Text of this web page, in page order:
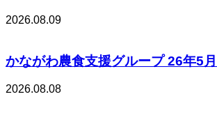
2026.08.09
かながわ農食支援グループ 26年5
2026.08.08